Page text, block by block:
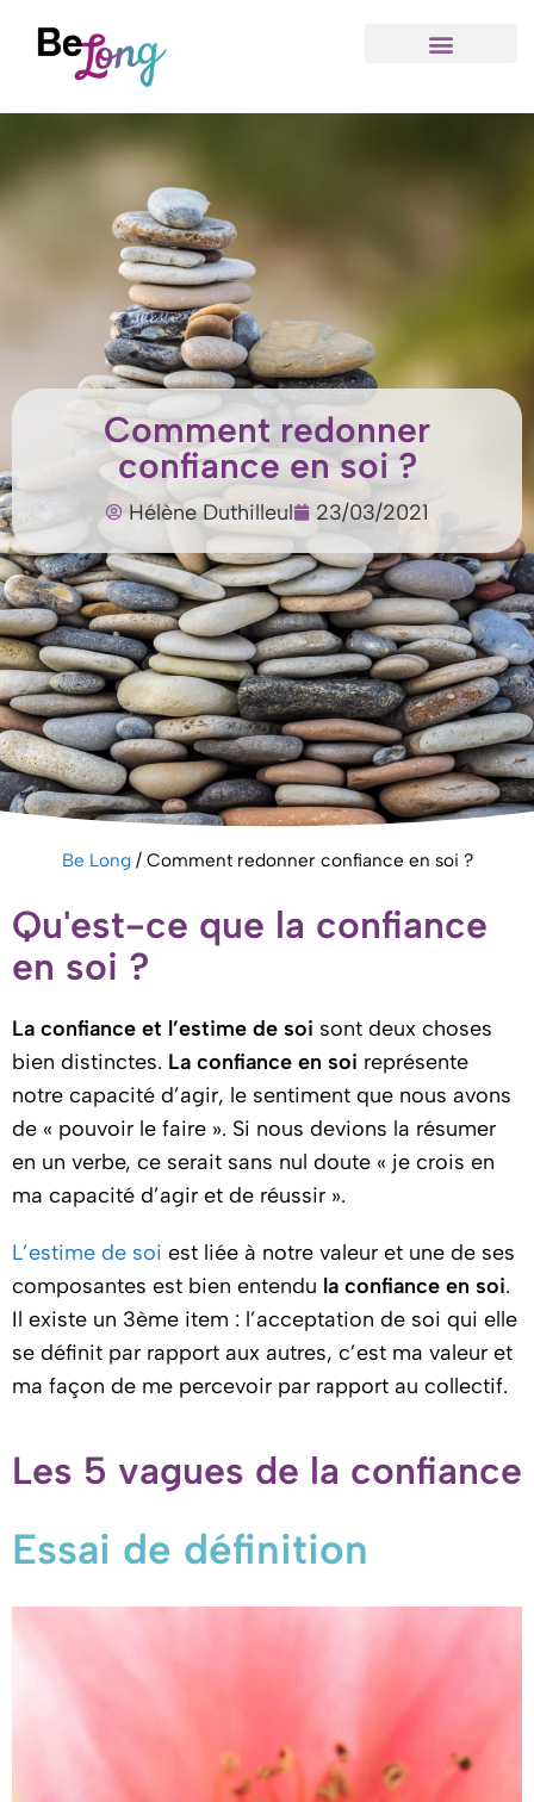
Comment redonner
confiance en soi ?
Hélène Duthilleul 23/03/2021
Be Long/ Comment redonner confiance en soi ?
Qu'est-ce que la confiance
en soi ?
La confiance et l’estime de soi sont deux choses
bien distinctes. La confiance en soi représente
notre capacité d’agir, le sentiment que nous avons
de « pouvoir le faire ». Si nous devions la résumer
en un verbe, ce serait sans nul doute « je crois en
ma capacité d’agir et de réussir ».
L’estime de soi est liée à notre valeur et une de ses
composantes est bien entendu la confiance en soi.
Il existe un 3ème item : l’acceptation de soi qui elle
se définit par rapport aux autres, c’est ma valeur et
ma façon de me percevoir par rapport au collectif.
Les 5 vagues de la confiance
Essai de définition